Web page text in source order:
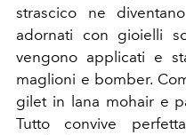
strascico ne
adornati con gioielli
vengono applicati e
maglioni e bomber.
gilet in lana mohair e
Tutto convive